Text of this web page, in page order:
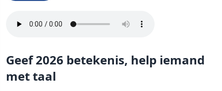
Geef 2026 betekenis, help iemand
met taal